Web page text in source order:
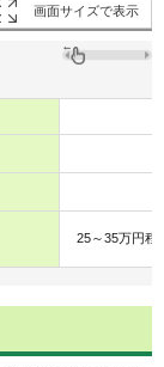
画面サイズで表示
25～35万円程